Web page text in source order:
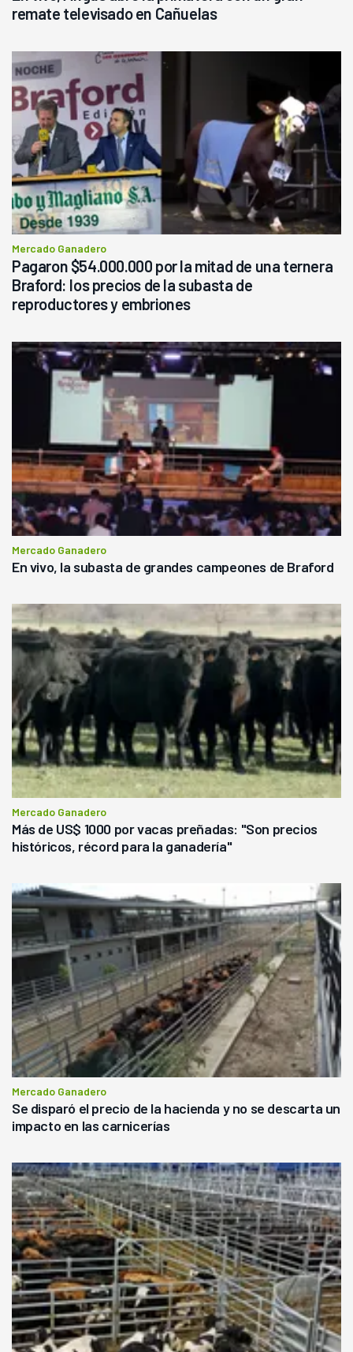
remate televisado en Cañuelas
Mercado Ganadero
Pagaron $54.000.000 por la mitad de una ternera
Braford: los precios de la subasta de
reproductores y embriones
Mercado Ganadero
En vivo, la subasta de grandes campeones de Braford
Mercado Ganadero
Más de US$ 1000 por vacas preñadas: "Son precios
históricos, récord para la ganadería"
Mercado Ganadero
Se disparó el precio de la hacienda y no se descarta un
impacto en las carnicerías